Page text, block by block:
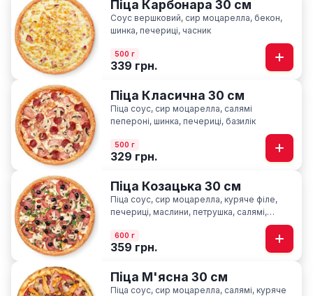
Піца Карбонара 30 см
Соус вершковий, сир моцарелла, бекон,
шинка, печериці, часник
500 г
339 грн.
Піца Класична 30 см
Піца соус, сир моцарелла, салямі
пепероні, шинка, печериці, базилік
500 г
329 грн.
Піца Козацька 30 см
Піца соус, сир моцарелла, куряче філе,
печериці, маслини, петрушка, салямі,
600 г
359 грн.
Піца М'ясна 30 см
Піца соус, сир моцарелла, салямі, куряче